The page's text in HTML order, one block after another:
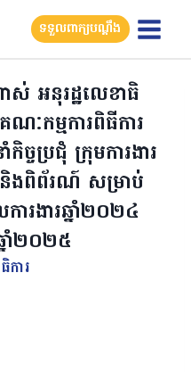
ទទួលពាក្យបណ្តឹង
អនុរដ្ឋលេខាធិ
ៈកម្មការពិធីការ
ចប្រជុំ ក្រុមការងារ
និងពិព័រណ៍ សម្រាប់
រងារឆ្នាំ២០២៤
ាំ២០២៥
ការ